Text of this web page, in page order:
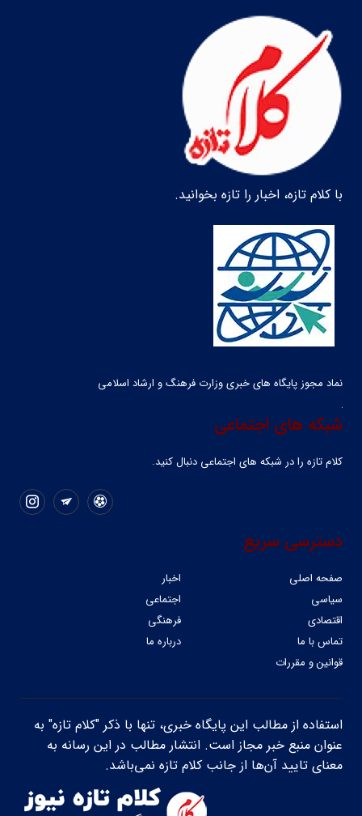
با کلام تازه، اخبار را تازه بخوانید.
نماد مجوز پایگاه های خبری وزارت فرهنگ و ارشاد اسلامی
شبکه های اجتماعی
کلام تازه را در شبکه ‌های اجتماعی دنبال کنید.
دسترسی سریع
صفحه اصلی
اخبار
سیاسی
اجتماعی
اقتصادی
فرهنگی
تماس با ما
درباره ما
قوانین و مقررات
استفاده از مطالب این پایگاه خبری، تنها با ذکر "کلام تازه" به
عنوان منبع خبر مجاز است. انتشار مطالب در این رسانه به
معنای تایید آن‌ها از جانب کلام تازه نمی‌باشد.